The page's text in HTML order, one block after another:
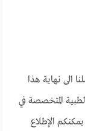
الى نهاية هذا
المتخصصة في
الإطلاع